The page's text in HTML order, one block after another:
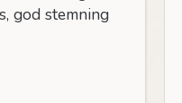
god stemning